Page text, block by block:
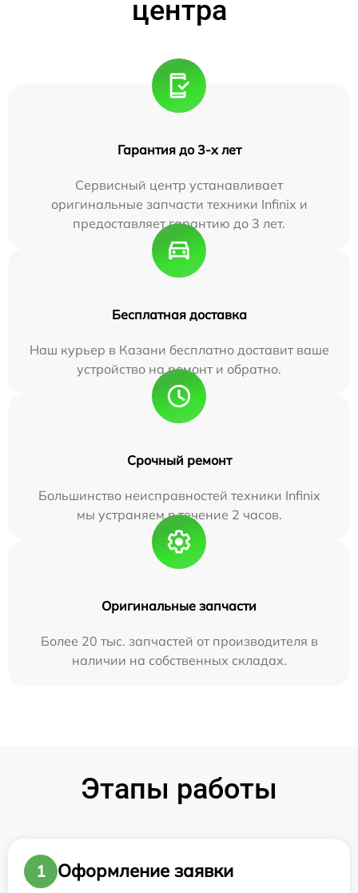
центра
Гарантия до 3-х лет
Сервисный центр устанавливает
оригинальные запчасти техники Infinix и
предоставляет гарантию до 3 лет.
Бесплатная доставка
Наш курьер в Казани бесплатно доставит ваше
устройство на ремонт и обратно.
Срочный ремонт
Большинство неисправностей техники Infinix
мы устраняем в течение 2 часов.
Оригинальные запчасти
Более 20 тыс. запчастей от производителя в
наличии на собственных складах.
Этапы работы
1
Оформление заявки